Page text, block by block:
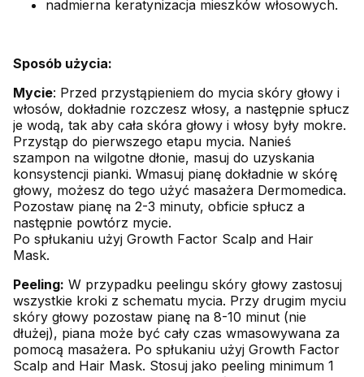
nadmierna keratynizacja mieszków włosowych.
Sposób użycia:
Mycie: Przed przystąpieniem do mycia skóry głowy i
włosów, dokładnie rozczesz włosy, a następnie spłucz
je wodą, tak aby cała skóra głowy i włosy były mokre.
Przystąp do pierwszego etapu mycia. Nanieś
szampon na wilgotne dłonie, masuj do uzyskania
konsystencji pianki. Wmasuj pianę dokładnie w skórę
głowy, możesz do tego użyć masażera Dermomedica.
Pozostaw pianę na 2-3 minuty, obficie spłucz a
następnie powtórz mycie.
Po spłukaniu użyj Growth Factor Scalp and Hair
Mask.
Peeling: W przypadku peelingu skóry głowy zastosuj
wszystkie kroki z schematu mycia. Przy drugim myciu
skóry głowy pozostaw pianę na 8-10 minut (nie
dłużej), piana może być cały czas wmasowywana za
pomocą masażera. Po spłukaniu użyj Growth Factor
Scalp and Hair Mask. Stosuj jako peeling minimum 1